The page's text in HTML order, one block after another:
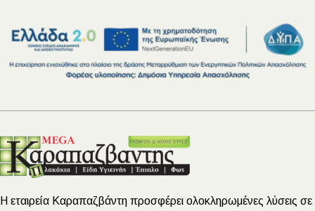
Η εταιρεία Καραπαζβάντη προσφέρει ολοκληρωμένες λύσεις σε